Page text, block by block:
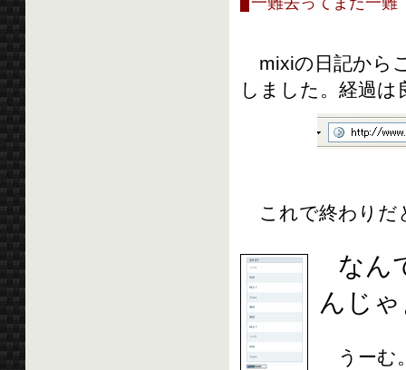
mixiの日記から
しました。経過は
これで終わりだ
なん
んじゃ
うーむ